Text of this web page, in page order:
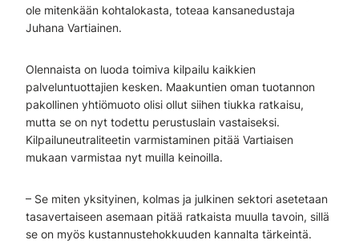
ole mitenkään kohtalokasta, toteaa kansanedustaja
Juhana Vartiainen.
Olennaista on luoda toimiva kilpailu kaikkien
palveluntuottajien kesken. Maakuntien oman tuotannon
pakollinen yhtiömuoto olisi ollut siihen tiukka ratkaisu,
mutta se on nyt todettu perustuslain vastaiseksi.
Kilpailuneutraliteetin varmistaminen pitää Vartiaisen
mukaan varmistaa nyt muilla keinoilla.
– Se miten yksityinen, kolmas ja julkinen sektori asetetaan
tasavertaiseen asemaan pitää ratkaista muulla tavoin, sillä
se on myös kustannustehokkuuden kannalta tärkeintä.